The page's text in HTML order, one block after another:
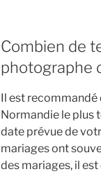
Combien de
photographe
Il est recommandé
Normandie le plus
date prévue de
mariages ont
des mariages, il